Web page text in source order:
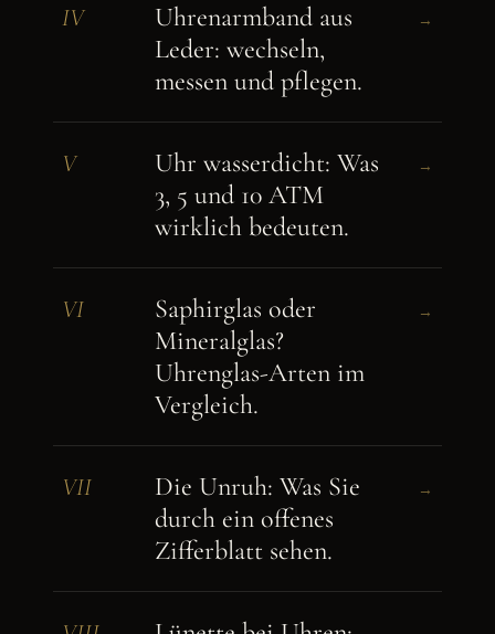
IV
Uhrenarmband aus
Leder: wechseln,
messen und pflegen.
→
V
Uhr wasserdicht: Was
3, 5 und 10 ATM
wirklich bedeuten.
→
VI
Saphirglas oder
Mineralglas?
Uhrenglas-Arten im
Vergleich.
→
VII
Die Unruh: Was Sie
durch ein offenes
Zifferblatt sehen.
→